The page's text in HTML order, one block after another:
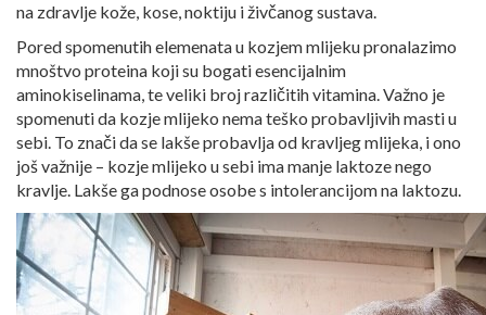
na zdravlje kože, kose, noktiju i živčanog sustava.
Pored spomenutih elemenata u kozjem mlijeku pronalazimo
mnoštvo proteina koji su bogati esencijalnim
aminokiselinama, te veliki broj različitih vitamina. Važno je
spomenuti da kozje mlijeko nema teško probavljivih masti u
sebi. To znači da se lakše probavlja od kravljeg mlijeka, i ono
još važnije – kozje mlijeko u sebi ima manje laktoze nego
kravlje. Lakše ga podnose osobe s intolerancijom na laktozu.